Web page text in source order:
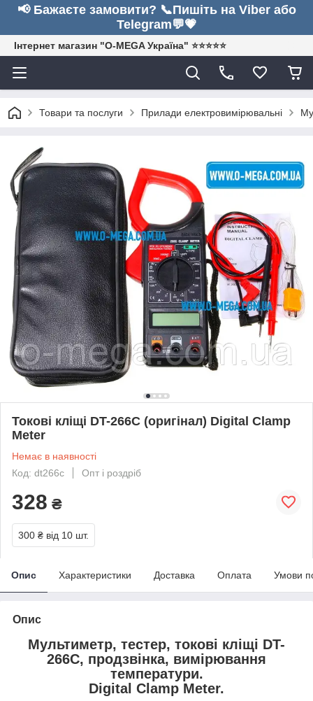
📢 Бажаєте замовити? 📞Пишіть на Viber або
Telegram💬💗
Інтернет магазин "O-MEGA Україна" ⭐⭐⭐⭐⭐
Товари та послуги Прилади електровимірювальні
Токові кліщі DT-266C (оригінал) Digital Clamp
Meter
Немає в наявності
Код: dt266c
Опт і роздріб
328 ₴
300 ₴ від 10 шт.
Опис Характеристики Доставка Оплата Умови
Опис
Мультиметр, тестер, токові кліщі DT-
266C, продзвінка, вимірювання
температури.
Digital Clamp Meter.